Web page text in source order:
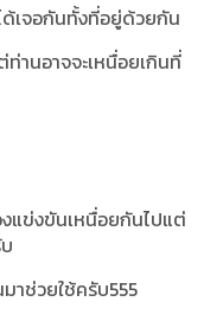
เจอกันทั้งที่อยู่ด้วยกัน
ท่านอาจจะเหนื่อยเกินที่
แข่งขันเหนื่อยกันไปแต่
าช่วยใช้ครับ555